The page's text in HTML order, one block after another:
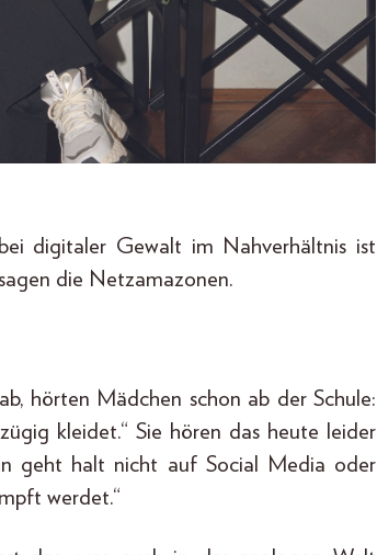
digitaler Gewalt im Nahverhältnis ist
die Netzamazonen.
hörten Mädchen schon ab der Schule:
kleidet.“ Sie hören das heute leider
geht halt nicht auf Social Media oder
werdet.“